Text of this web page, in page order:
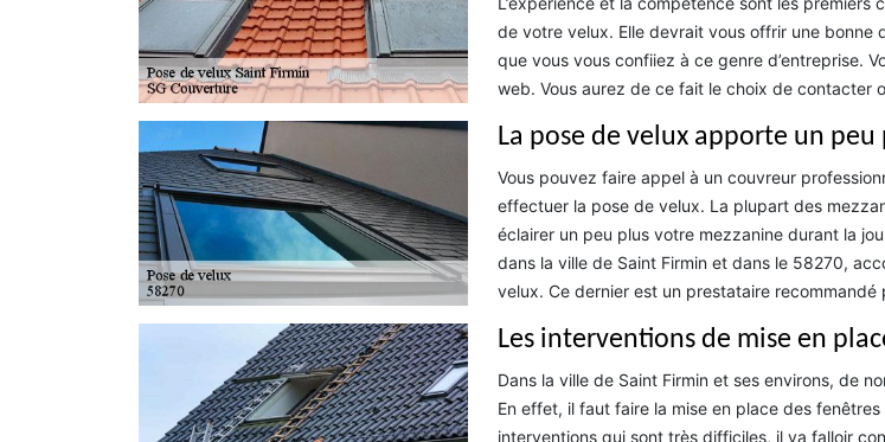
de votre velux. Elle devrait vous offrir une bonne
que vous vous confiiez à ce genre d’entreprise.
web. Vous aurez de ce fait le choix de contacter
La pose de velux apporte un
Vous pouvez faire appel à un couvreur
effectuer la pose de velux. La plupart des
éclairer un peu plus votre mezzanine durant la
dans la ville de Saint Firmin et dans le 58270,
velux. Ce dernier est un prestataire
Les interventions de mise en
Dans la ville de Saint Firmin et ses environs, de
En effet, il faut faire la mise en place des
interventions qui sont très difficiles, il va falloir